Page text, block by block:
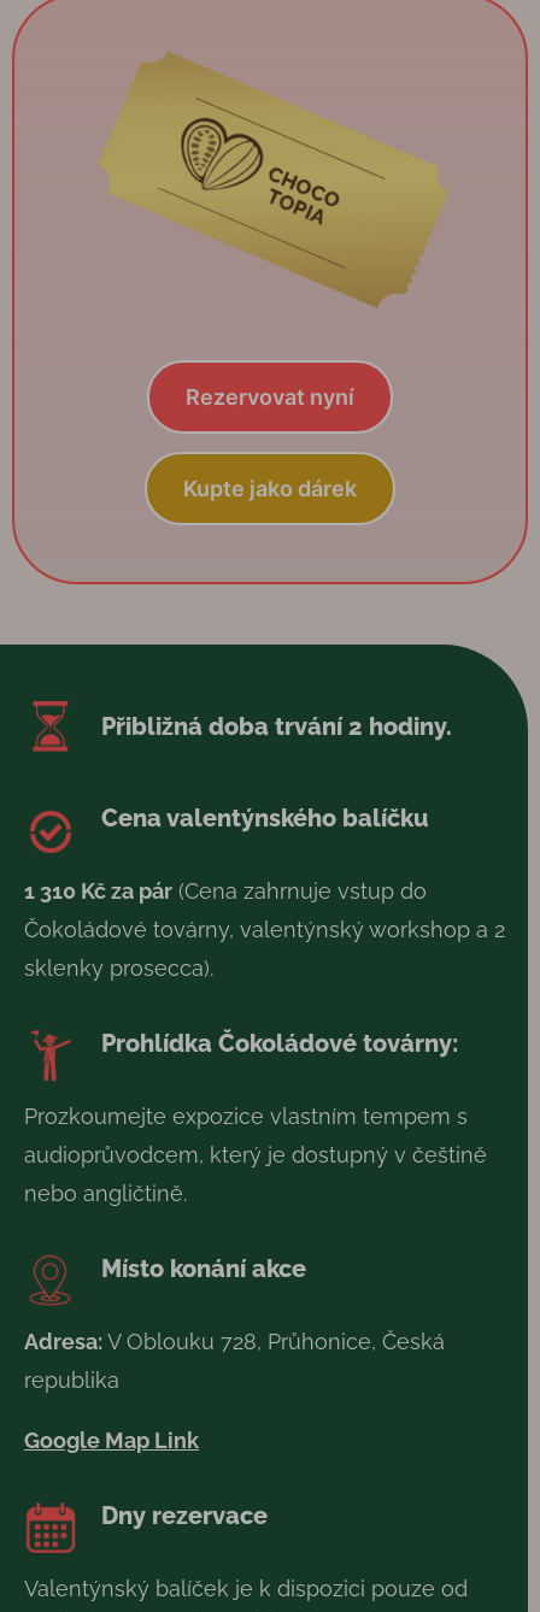
Rezervovat nyní
Kupte jako dárek
Přibližná doba trvání 2 hodiny.
Cena valentýnského balíčku
1 310 Kč za pár (Cena zahrnuje vstup do
Čokoládové továrny, valentýnský workshop a 2
sklenky prosecca).
Prohlídka Čokoládové továrny:
Prozkoumejte expozice vlastním tempem s
audioprůvodcem, který je dostupný v češtině
nebo angličtině.
Místo konání akce
Adresa:V Oblouku 728, Průhonice, Česká
republika
Google Map Link
Dny rezervace
Valentýnský balíček je k dispozici pouze od